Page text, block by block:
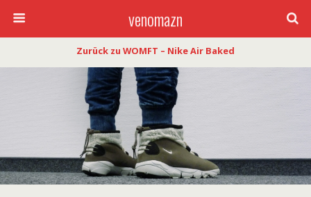
venomazn
Zurück zu WOMFT – Nike Air Baked